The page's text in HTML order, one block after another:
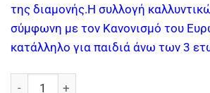
της διαμονής.Η συλλογή
σύμφωνη με τον Κανονισμό του
κατάλληλο για παιδιά άνω των 3
ΤΣΑΝΤΑ ΠΑΡΟΥΣΙΑΣΗΣ καλλυντικών